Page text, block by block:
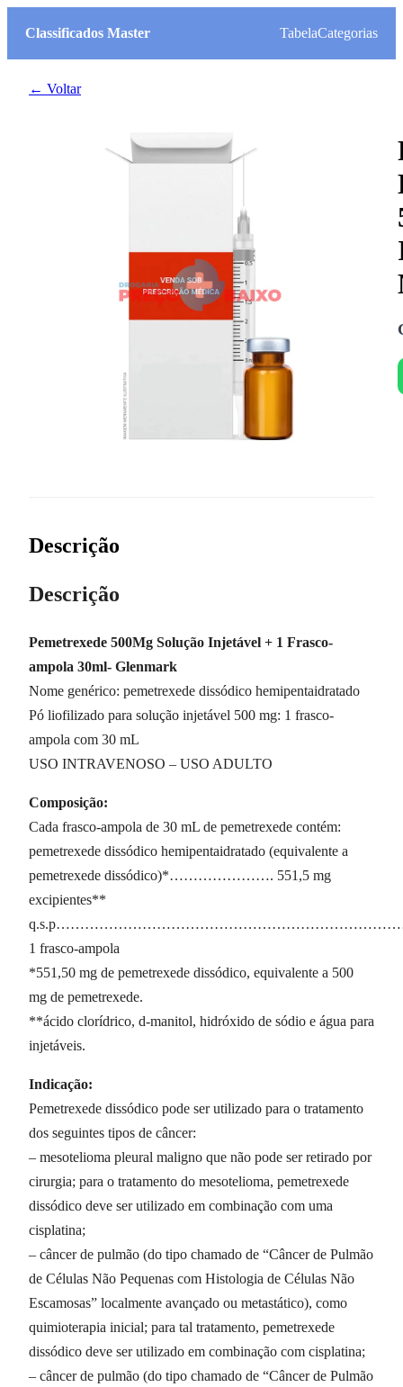
Classificados Master TabelaCategorias
← Voltar
Descrição
Descrição
Pemetrexede 500Mg Solução Injetável + 1 Frasco-
ampola 30ml- Glenmark
Nome genérico: pemetrexede dissódico hemipentaidratado
Pó liofilizado para solução injetável 500 mg: 1 frasco-
ampola com 30 mL
USO INTRAVENOSO – USO ADULTO
Composição:
Cada frasco-ampola de 30 mL de pemetrexede contém:
pemetrexede dissódico hemipentaidratado (equivalente a
pemetrexede dissódico)*…………………. 551,5 mg
excipientes**
1 frasco-ampola
*551,50 mg de pemetrexede dissódico, equivalente a 500
mg de pemetrexede.
**ácido clorídrico, d-manitol, hidróxido de sódio e água para
injetáveis.
Indicação:
Pemetrexede dissódico pode ser utilizado para o tratamento
dos seguintes tipos de câncer:
– mesotelioma pleural maligno que não pode ser retirado por
cirurgia; para o tratamento do mesotelioma, pemetrexede
dissódico deve ser utilizado em combinação com uma
cisplatina;
– câncer de pulmão (do tipo chamado de “Câncer de Pulmão
de Células Não Pequenas com Histologia de Células Não
Escamosas” localmente avançado ou metastático), como
quimioterapia inicial; para tal tratamento, pemetrexede
dissódico deve ser utilizado em combinação com cisplatina;
– câncer de pulmão (do tipo chamado de “Câncer de Pulmão